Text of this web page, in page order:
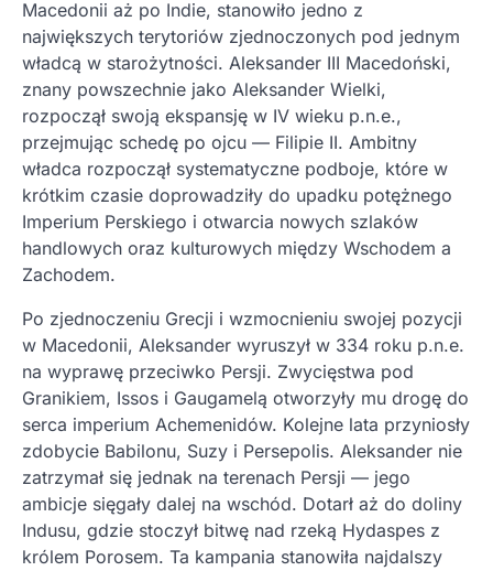
Macedonii aż po Indie, stanowiło jedno z
największych terytoriów zjednoczonych pod jednym
władcą w starożytności. Aleksander III Macedoński,
znany powszechnie jako Aleksander Wielki,
rozpoczął swoją ekspansję w IV wieku p.n.e.,
przejmując schedę po ojcu — Filipie II. Ambitny
władca rozpoczął systematyczne podboje, które w
krótkim czasie doprowadziły do upadku potężnego
Imperium Perskiego i otwarcia nowych szlaków
handlowych oraz kulturowych między Wschodem a
Zachodem.
Po zjednoczeniu Grecji i wzmocnieniu swojej pozycji
w Macedonii, Aleksander wyruszył w 334 roku p.n.e.
na wyprawę przeciwko Persji. Zwycięstwa pod
Granikiem, Issos i Gaugamelą otworzyły mu drogę do
serca imperium Achemenidów. Kolejne lata przyniosły
zdobycie Babilonu, Suzy i Persepolis. Aleksander nie
zatrzymał się jednak na terenach Persji — jego
ambicje sięgały dalej na wschód. Dotarł aż do doliny
Indusu, gdzie stoczył bitwę nad rzeką Hydaspes z
królem Porosem. Ta kampania stanowiła najdalszy